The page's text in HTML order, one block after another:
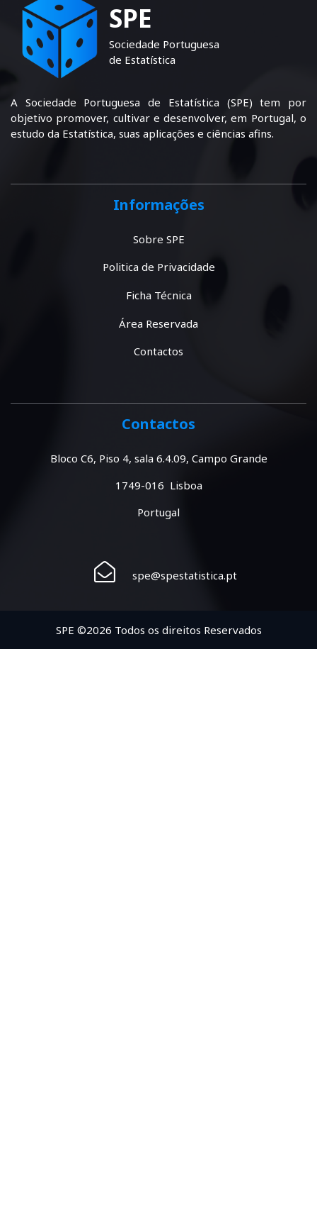
SPE
Sociedade Portuguesa
de Estatística
A Sociedade Portuguesa de Estatística (SPE) tem por
objetivo promover, cultivar e desenvolver, em Portugal, o
estudo da Estatística, suas aplicações e ciências afins.
Informações
Sobre SPE
Politica de Privacidade
Ficha Técnica
Área Reservada
Contactos
Contactos
Bloco C6, Piso 4, sala 6.4.09, Campo Grande
1749-016 Lisboa
Portugal
spe@spestatistica.pt
SPE ©2026 Todos os direitos Reservados